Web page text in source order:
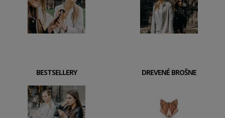
BESTSELLERY DREVENÉ BROŠNE